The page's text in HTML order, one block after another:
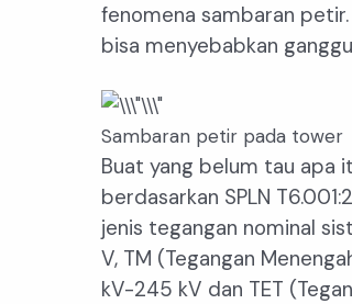
fenomena sambaran
bisa menyebabkan
Sambaran petir pada tower
Buat yang belum tau apa
berdasarkan SPLN
jenis tegangan nominal
V, TM (Tegangan
kV-245 kV dan TET